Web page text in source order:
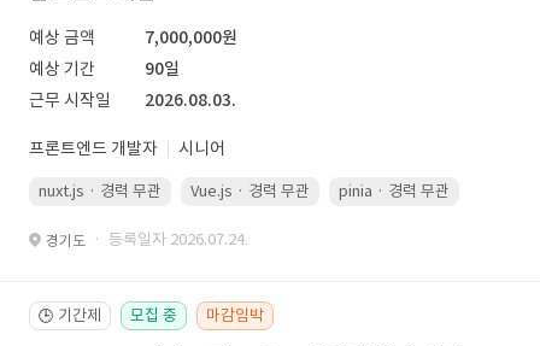
예상 금액
7,000,000원
예상 기간
90일
근무 시작일
2026.08.03.
프론트엔드 개발자 시니어
nuxt.js · 경력 무관 Vue.js · 경력 무관 pinia · 경력 무관
경기도 · 등록일자 2026.07.24.
🕒 기간제 모집 중 마감임박